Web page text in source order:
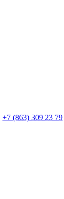
+7 (863) 309 23 79